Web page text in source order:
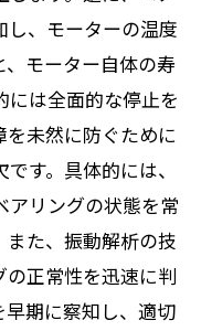
るための総合ガ
し、モーターの温度
モーター自体の寿
は全面的な停止を
未然に防ぐために
す。具体的には、
アリングの状態を常
また、振動解析の技
正常性を迅速に判
期に察知し、適切